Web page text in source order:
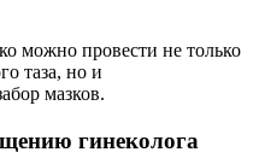
можно провести не только
таза, но и
мазков.
гинеколога